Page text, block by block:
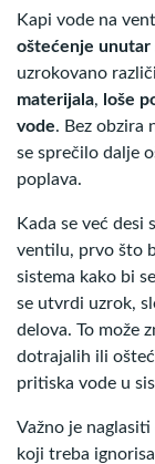
Kapi vode na
oštećenje unutar
uzrokovano
materijala, loše
vode. Bez obzira
se sprečilo dalje
poplava.
Kada se već desi
ventilu, prvo što
sistema kako bi
se utvrdi uzrok,
delova. To može
dotrajalih ili
pritiska vode u
Važno je
koji treba